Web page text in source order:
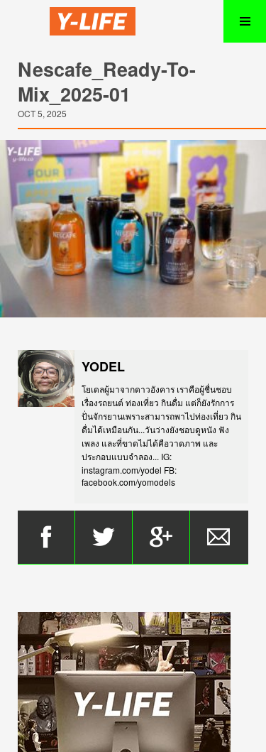
Nescafe_Ready-To-
Mix_2025-01
OCT 5, 2025
YODEL
โยเดลผู้มาจากดาวอังคาร เราคือผู้ชื่นชอบ
เรื่องรถยนต์ ท่องเที่ยว กินดื่ม แต่ก็ยังรักการ
ปั่นจักรยานเพราะสามารถพาไปท่องเที่ยว กิน
ดื่มได้เหมือนกัน...วันว่างยังชอบดูหนัง ฟัง
เพลง และที่ขาดไม่ได้คือวาดภาพ และ
ประกอบแบบจำลอง... IG:
instagram.com/yodel FB:
facebook.com/yomodels